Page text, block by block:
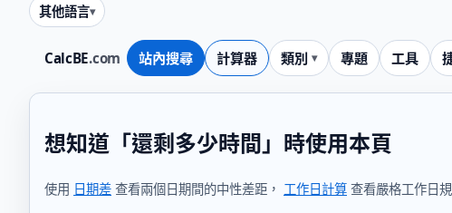
CalcBE.com 站內搜尋 計算器 類別 專題 工具
其他語言
想知道「還剩多少時間」時使用本頁
使用 日期差 查看兩個日期間的中性差距， 工作日計算 查看嚴格工作日